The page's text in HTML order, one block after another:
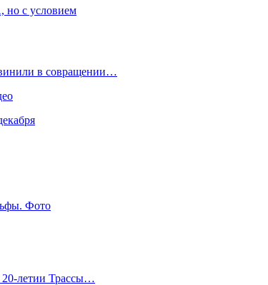
но с условием
в совращении…
Фото
20-летии Трассы…